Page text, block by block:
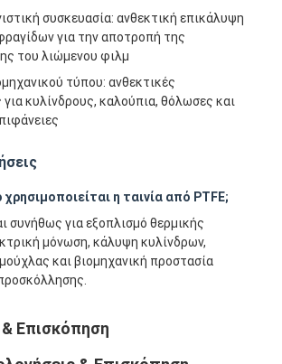
συσκευασία: ανθεκτική επικάλυψη
για την αποτροπή της
του λιώμενου φιλμ
τύπου: ανθεκτικές
για κυλίνδρους, καλούπια, θόλωσες και
χρησιμοποιείται η ταινία από PTFE;
συνήθως για εξοπλισμό θερμικής
μόνωση, κάλυψη κυλίνδρων,
και βιομηχανική προστασία
Επισκόπηση